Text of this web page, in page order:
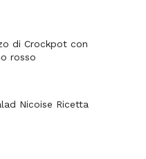
di Crockpot con
rosso
Nicoise Ricetta